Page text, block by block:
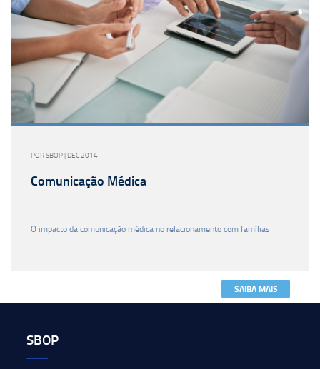
POR SBOP | DEC 2014
Comunicação Médica
O impacto da comunicação médica no relacionamento com famílias
SAIBA MAIS
SBOP